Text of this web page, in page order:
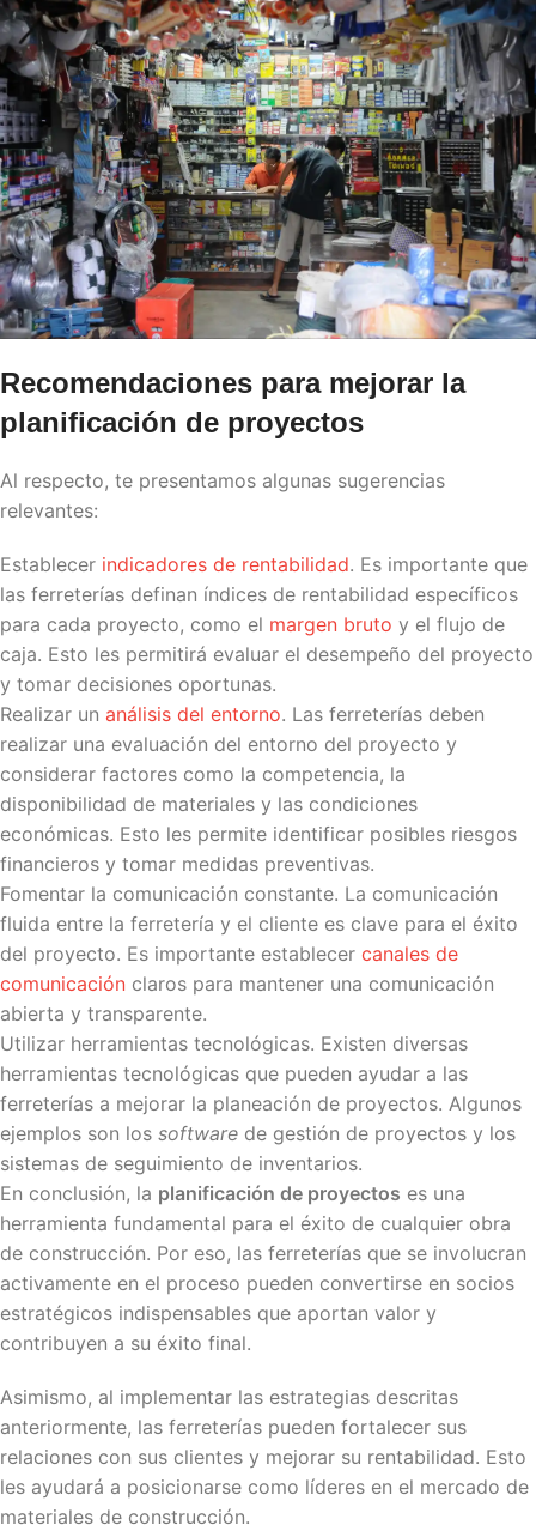
Recomendaciones para mejorar la
planificación de proyectos
Al respecto, te presentamos algunas sugerencias
relevantes:
Establecer indicadores de rentabilidad. Es importante que
las ferreterías definan índices de rentabilidad específicos
para cada proyecto, como el margen bruto y el flujo de
caja. Esto les permitirá evaluar el desempeño del proyecto
y tomar decisiones oportunas.
Realizar un análisis del entorno. Las ferreterías deben
realizar una evaluación del entorno del proyecto y
considerar factores como la competencia, la
disponibilidad de materiales y las condiciones
económicas. Esto les permite identificar posibles riesgos
financieros y tomar medidas preventivas.
Fomentar la comunicación constante. La comunicación
fluida entre la ferretería y el cliente es clave para el éxito
del proyecto. Es importante establecer canales de
comunicación claros para mantener una comunicación
abierta y transparente.
Utilizar herramientas tecnológicas. Existen diversas
herramientas tecnológicas que pueden ayudar a las
ferreterías a mejorar la planeación de proyectos. Algunos
ejemplos son los software de gestión de proyectos y los
sistemas de seguimiento de inventarios.
En conclusión, la planificación de proyectos es una
herramienta fundamental para el éxito de cualquier obra
de construcción. Por eso, las ferreterías que se involucran
activamente en el proceso pueden convertirse en socios
estratégicos indispensables que aportan valor y
contribuyen a su éxito final.
Asimismo, al implementar las estrategias descritas
anteriormente, las ferreterías pueden fortalecer sus
relaciones con sus clientes y mejorar su rentabilidad. Esto
les ayudará a posicionarse como líderes en el mercado de
materiales de construcción.